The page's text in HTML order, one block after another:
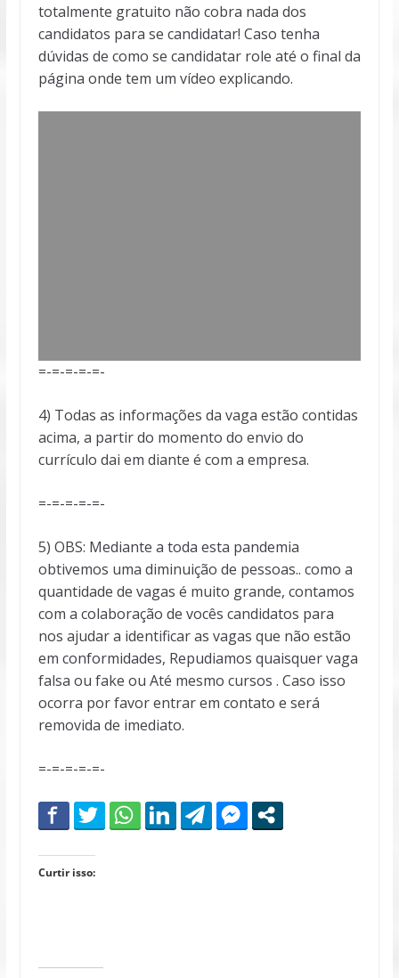
totalmente gratuito não cobra nada dos
candidatos para se candidatar! Caso tenha
dúvidas de como se candidatar role até o final da
página onde tem um vídeo explicando.
=-=-=-=-=-
4) Todas as informações da vaga estão contidas
acima, a partir do momento do envio do
currículo dai em diante é com a empresa.
=-=-=-=-=-
5) OBS: Mediante a toda esta pandemia
obtivemos uma diminuição de pessoas.. como a
quantidade de vagas é muito grande, contamos
com a colaboração de vocês candidatos para
nos ajudar a identificar as vagas que não estão
em conformidades, Repudiamos quaisquer vaga
falsa ou fake ou Até mesmo cursos . Caso isso
ocorra por favor entrar em contato e será
removida de imediato.
=-=-=-=-=-
Curtir isso: